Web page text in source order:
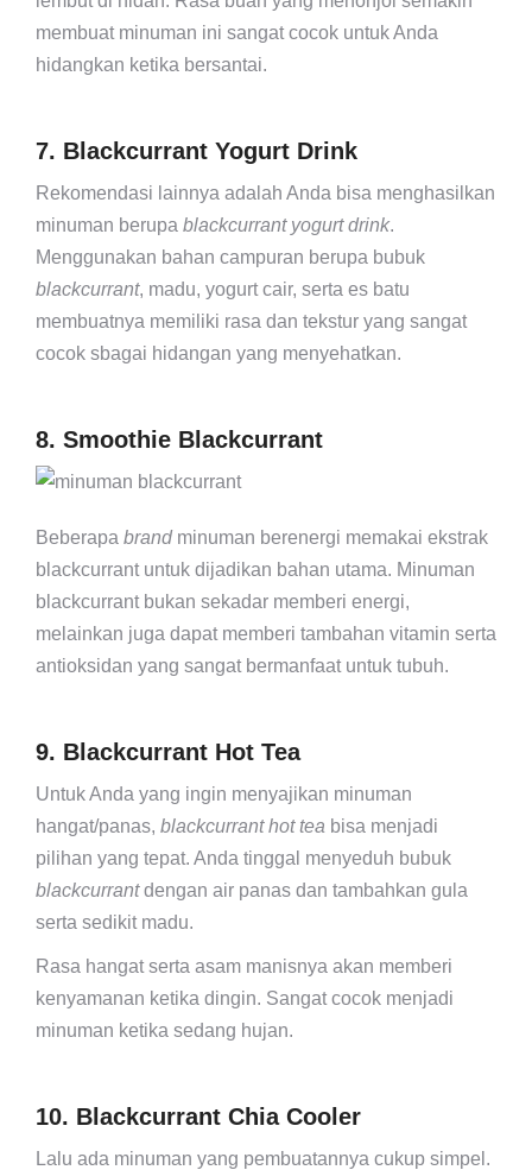
membuat minuman ini sangat cocok untuk Anda
hidangkan ketika bersantai.
7. Blackcurrant Yogurt Drink
Rekomendasi lainnya adalah Anda bisa menghasilkan
minuman berupa blackcurrant yogurt drink.
Menggunakan bahan campuran berupa bubuk
blackcurrant, madu, yogurt cair, serta es batu
membuatnya memiliki rasa dan tekstur yang sangat
cocok sbagai hidangan yang menyehatkan.
8. Smoothie Blackcurrant
Beberapa brandminuman berenergi memakai ekstrak
blackcurrant untuk dijadikan bahan utama. Minuman
blackcurrant bukan sekadar memberi energi,
melainkan juga dapat memberi tambahan vitamin serta
antioksidan yang sangat bermanfaat untuk tubuh.
9. Blackcurrant Hot Tea
Untuk Anda yang ingin menyajikan minuman
hangat/panas, blackcurrant hot tea bisa menjadi
pilihan yang tepat. Anda tinggal menyeduh bubuk
blackcurrantdengan air panas dan tambahkan gula
serta sedikit madu.
Rasa hangat serta asam manisnya akan memberi
kenyamanan ketika dingin. Sangat cocok menjadi
minuman ketika sedang hujan.
10. Blackcurrant Chia Cooler
Lalu ada minuman yang pembuatannya cukup simpel.